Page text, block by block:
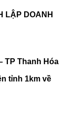
LẬP DOANH
TP Thanh Hóa
tỉnh 1km về